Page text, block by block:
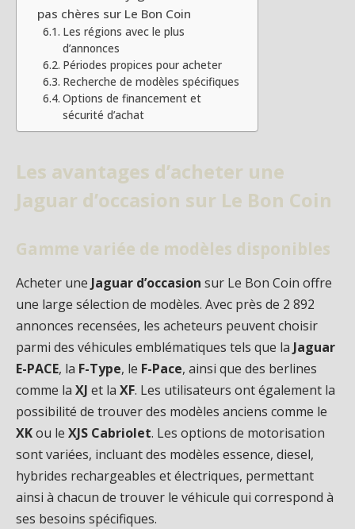
pas chères sur Le Bon Coin
Les régions avec le plus
d’annonces
Périodes propices pour acheter
Recherche de modèles spécifiques
Options de financement et
sécurité d’achat
Les avantages d’acheter une
Jaguar d’occasion sur Le Bon Coin
Gamme variée de modèles disponibles
Acheter une Jaguar d’occasion sur Le Bon Coin offre
une large sélection de modèles. Avec près de 2 892
annonces recensées, les acheteurs peuvent choisir
parmi des véhicules emblématiques tels que la Jaguar
E-PACE, la F-Type, le F-Pace, ainsi que des berlines
comme la XJ et la XF. Les utilisateurs ont également la
possibilité de trouver des modèles anciens comme le
XKou le XJS Cabriolet. Les options de motorisation
sont variées, incluant des modèles essence, diesel,
hybrides rechargeables et électriques, permettant
ainsi à chacun de trouver le véhicule qui correspond à
ses besoins spécifiques.